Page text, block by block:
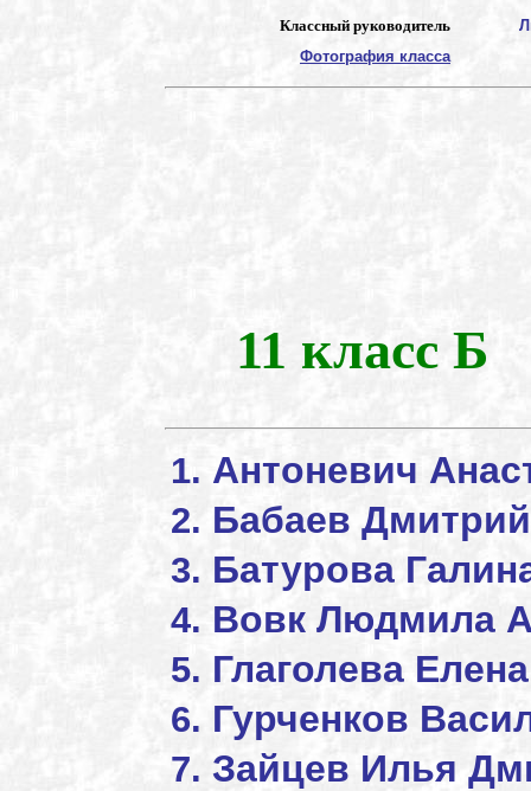
Классный руководитель
Фотография класса
11 класс Б
Антоневич
Бабаев
Батурова
Вовк Людмила
Глаголева
Гурченков
Зайцев Илья